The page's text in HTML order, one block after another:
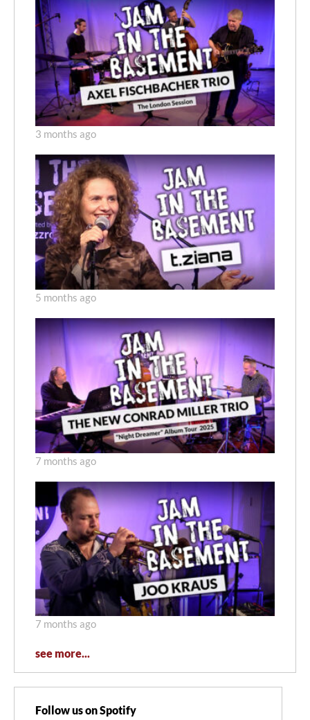
3 months ago
5 months ago
7 months ago
7 months ago
see more...
Follow us on Spotify